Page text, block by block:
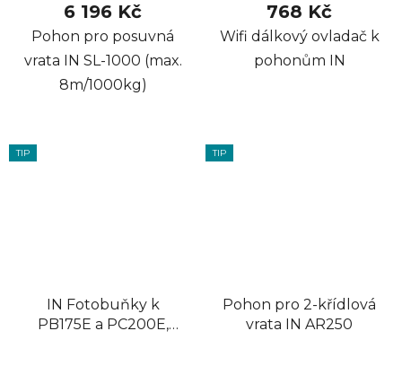
6 196 Kč
Pohon pro posuvná
vrata IN SL-1000 (max.
8m/1000kg)
768 Kč
Wifi dálkový ovladač k
pohonům IN
TIP
IN Fotobuňky k
PB175E a PC200E,
TIP
Pohon pro 2-křídlová
vrata IN AR250